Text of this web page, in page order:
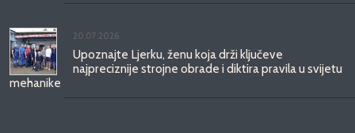
20.07.2026.
Upoznajte Ljerku, ženu koja drži ključeve
najpreciznije strojne obrade i diktira pravila u svijetu
mehanike